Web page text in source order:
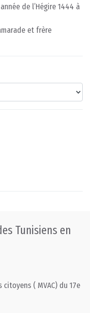
de l’Hégire 1444 à
et frère
Tunisiens en
( MVAC) du 17e